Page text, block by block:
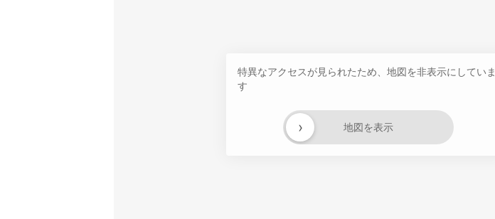
特異なアクセスが見られたため、地図を非表示にしていま
す
地図を表示
›